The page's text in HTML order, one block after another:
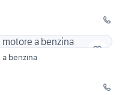
a benzina